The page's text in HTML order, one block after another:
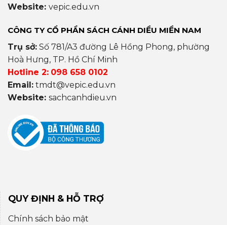
Website: vepic.edu.vn
CÔNG TY CỔ PHẦN SÁCH CÁNH DIỀU MIỀN NAM
Trụ sở: Số 781/A3 đường Lê Hồng Phong, phường
Hoà Hưng, TP. Hồ Chí Minh
Hotline 2: 098 658 0102
Email: tmdt@vepic.edu.vn
Website: sachcanhdieu.vn
QUY ĐỊNH & HỖ TRỢ
Chính sách bảo mật